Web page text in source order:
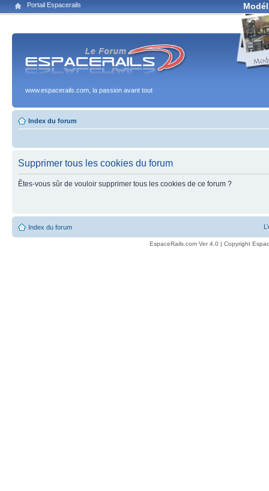
Portail Espacerails
www.espacerails.com, la passion avant tout
Index du forum
Supprimer tous les cookies du forum
Êtes-vous sûr de vouloir supprimer tous les cookies de ce forum ?
Index du forum
EspaceRails.com Ver 4.0 | Copyright